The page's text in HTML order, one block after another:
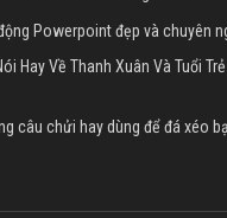
Powerpoint đẹp và chuyên
Hay Về Thanh Xuân Và Tuổi
câu chửi hay dùng để đá xéo